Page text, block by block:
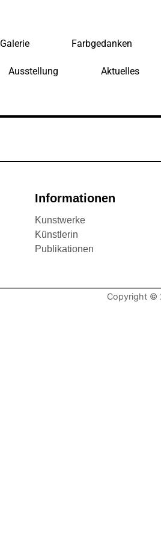
Galerie Farbgedanken
Ausstellung Aktuelles
Informationen
Kunstwerke
Künstlerin
Publikationen
Copyright ©